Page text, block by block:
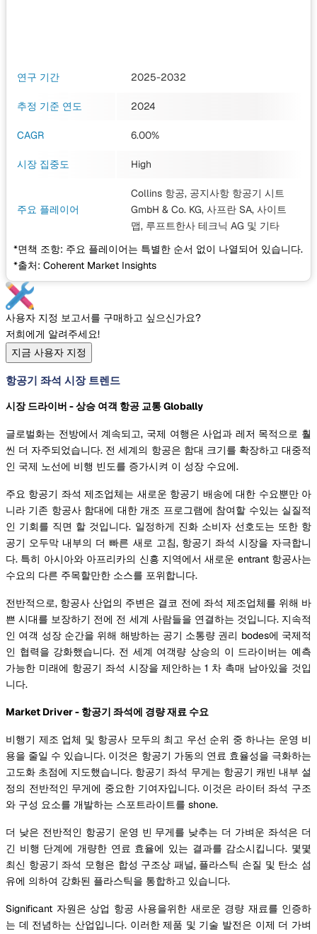
연구 기간 2025-2032
추정 기준 연도 2024
CAGR 6.00%
시장 집중도 High
주요 플레이어
Collins 항공, 공지사항 항공기 시트
GmbH & Co. KG, 사프란 SA, 사이트
맵, 루프트한사 테크닉 AG 및 기타
*면책 조항: 주요 플레이어는 특별한 순서 없이 나열되어 있습니다.
*출처: Coherent Market Insights
사용자 지정 보고서를 구매하고 싶으신가요?
저희에게 알려주세요!
지금 사용자 지정
항공기 좌석 시장 트렌드
시장 드라이버 - 상승 여객 항공 교통 Globally
글로벌화는 전방에서 계속되고, 국제 여행은 사업과 레저 목적으로 훨
씬 더 자주되었습니다. 전 세계의 항공은 함대 크기를 확장하고 대중적
인 국제 노선에 비행 빈도를 증가시켜 이 성장 수요에.
주요 항공기 좌석 제조업체는 새로운 항공기 배송에 대한 수요뿐만 아
니라 기존 항공사 함대에 대한 개조 프로그램에 참여할 수있는 실질적
인 기회를 직면 할 것입니다. 일정하게 진화 소비자 선호도는 또한 항
공기 오두막 내부의 더 빠른 새로 고침, 항공기 좌석 시장을 자극합니
다. 특히 아시아와 아프리카의 신흥 지역에서 새로운 entrant 항공사는
수요의 다른 주목할만한 소스를 포위합니다.
전반적으로, 항공사 산업의 주변은 결코 전에 좌석 제조업체를 위해 바
쁜 시대를 보장하기 전에 전 세계 사람들을 연결하는 것입니다. 지속적
인 여객 성장 순간을 위해 해방하는 공기 소통량 권리 bodes에 국제적
인 협력을 강화했습니다. 전 세계 여객량 상승의 이 드라이버는 예측
가능한 미래에 항공기 좌석 시장을 제안하는 1 차 촉매 남아있을 것입
니다.
Market Driver - 항공기 좌석에 경량 재료 수요
비행기 제조 업체 및 항공사 모두의 최고 우선 순위 중 하나는 운영 비
용을 줄일 수 있습니다. 이것은 항공기 가동의 연료 효율성을 극화하는
고도화 초점에 지도했습니다. 항공기 좌석 무게는 항공기 캐빈 내부 설
정의 전반적인 무게에 중요한 기여자입니다. 이것은 라이터 좌석 구조
와 구성 요소를 개발하는 스포트라이트를 shone.
더 낮은 전반적인 항공기 운영 빈 무게를 낮추는 더 가벼운 좌석은 더
긴 비행 단계에 개량한 연료 효율에 있는 결과를 감소시킵니다. 몇몇
최신 항공기 좌석 모형은 합성 구조상 패널, 플라스틱 손질 및 탄소 섬
유에 의하여 강화된 플라스틱을 통합하고 있습니다.
Significant 자원은 상업 항공 사용을위한 새로운 경량 재료를 인증하
는 데 전념하는 산업입니다. 이러한 제품 및 기술 발전은 이제 더 가벼